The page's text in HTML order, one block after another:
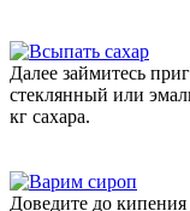
Далее займитесь
стеклянный или
кг сахара.
Доведите до